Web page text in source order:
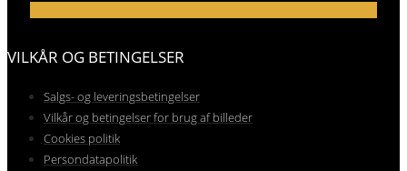
VILKÅR OG BETINGELSER
Salgs- og leveringsbetingelser
Vilkår og betingelser for brug af billeder
Cookies politik
Persondatapolitik